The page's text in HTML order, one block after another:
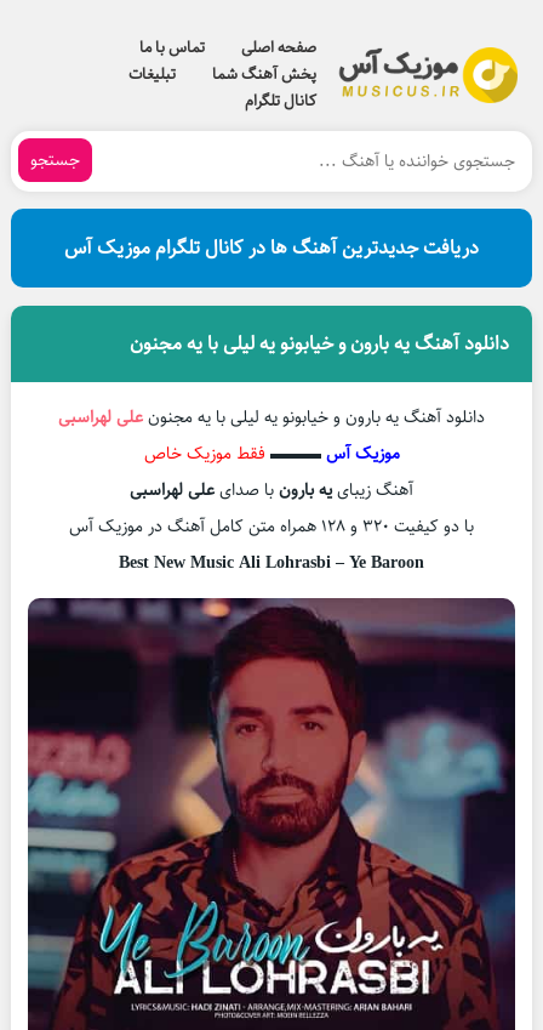
صفحه اصلی
تماس با ما
پخش آهنگ شما
تبلیغات
کانال تلگرام
جستجو
دریافت جدیدترین آهنگ ها در کانال تلگرام موزیک آس
دانلود آهنگ یه بارون و خیابونو یه لیلی با یه مجنون
دانلود آهنگ یه بارون و خیابونو یه لیلی با یه مجنونعلی لهراسبی
موزیک آس▬▬▬ فقط موزیک خاص
آهنگ زیباییه بارونبا صدایعلی لهراسبی
با دو کیفیت ۳۲۰ و ۱۲۸ همراه متن کامل آهنگ در موزیک آس
Best New Music Ali Lohrasbi – Ye Baroon